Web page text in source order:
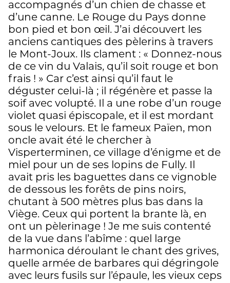
accompagnés d’un chien de chasse et
d’une canne. Le Rouge du Pays donne
bon pied et bon œil. J’ai découvert les
anciens cantiques des pèlerins à travers
le Mont-Joux. Ils clament : « Donnez-nous
de ce vin du Valais, qu’il soit rouge et bon
frais ! » Car c’est ainsi qu’il faut le
déguster celui-là ; il régénère et passe la
soif avec volupté. Il a une robe d’un rouge
violet quasi épiscopale, et il est mordant
sous le velours. Et le fameux Païen, mon
oncle avait été le chercher à
Visperterminen, ce village d’énigme et de
miel pour un de ses lopins de Fully. Il
avait pris les baguettes dans ce vignoble
de dessous les forêts de pins noirs,
chutant à 500 mètres plus bas dans la
Viège. Ceux qui portent la brante là, en
ont un pèlerinage ! Je me suis contenté
de la vue dans l’abîme : quel large
harmonica déroulant le chant des grives,
quelle armée de barbares qui dégringole
avec leurs fusils sur l’épaule, les vieux ceps